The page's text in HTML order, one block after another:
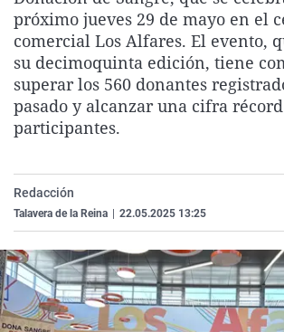
La
La
próximo jueves 29 de mayo en el
comercial Los Alfares. El evento,
su decimoquinta edición, tiene
superar los 560 donantes
pasado y alcanzar una cifra
participantes.
Redacción
Talavera de la Reina 22.05.2025 13:25